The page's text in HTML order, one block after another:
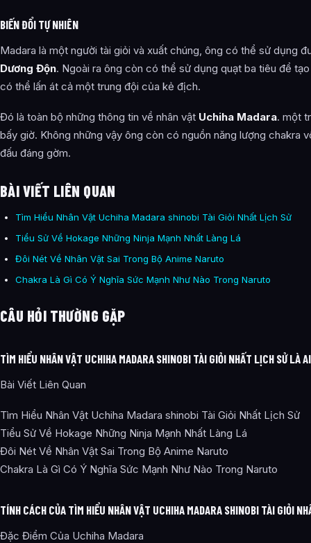
BIẾN ĐỔI TỰ NHIÊN
Madara là một người tài giỏi và xuất chúng, ông có thể sử dụng
Dương Độn. Ngoài ra ông còn có thể sử dụng quạt ba tiêu để
có thể lấn át cả một trung đội của kẻ địch.
Đó là toàn bộ những thông tin về nhân vật Uchiha Madara. một
bấy giờ. Không những vậy ông còn có nguồn năng lượng chakra
đấu đáng gờm.
BÀI VIẾT LIÊN QUAN
Tìm Hiểu Nhân Vật Uchiha Madara shinobi Tài Giỏi Nhất Lịch Sử
Tiểu Sử Về Hokage Những Ninja Mạnh Nhất Làng Lá
Đôi Nét Về Nhân Vật Sai Trong Bộ Anime Naruto
Chakra Là Gì Có Ý Nghĩa Sức Mạnh Như Nào Trong Naruto
CÂU HỎI THƯỜNG GẶP
TÌM HIỂU NHÂN VẬT UCHIHA MADARA SHINOBI TÀI GIỎI NHẤT LỊCH SỬ LÀ
Bài Viết Liên Quan
Tìm Hiểu Nhân Vật Uchiha Madara shinobi Tài Giỏi Nhất Lịch Sử
Tiểu Sử Về Hokage Những Ninja Mạnh Nhất Làng Lá
Đôi Nét Về Nhân Vật Sai Trong Bộ Anime Naruto
Chakra Là Gì Có Ý Nghĩa Sức Mạnh Như Nào Trong Naruto
TÍNH CÁCH CỦA TÌM HIỂU NHÂN VẬT UCHIHA MADARA SHINOBI TÀI GIỎI
Đặc Điểm Của Uchiha Madara